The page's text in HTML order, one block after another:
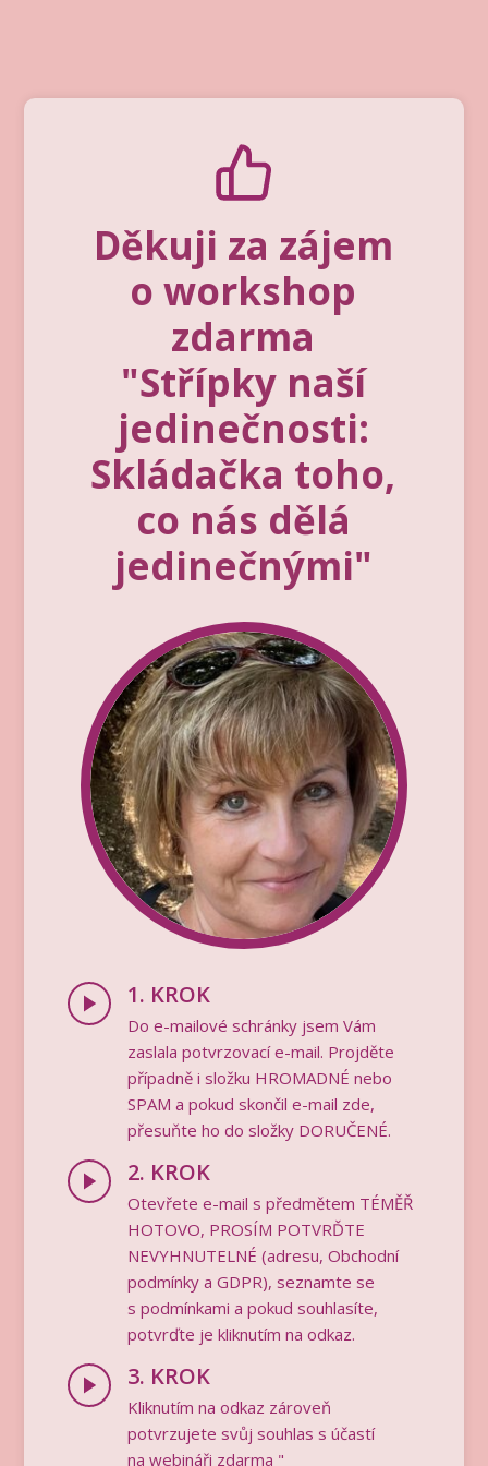
Děkuji za zájem
o workshop
zdarma
"Střípky naší
jedinečnosti:
Skládačka toho,
co nás dělá
jedinečnými"
1. KROK
Do e-mailové schránky jsem Vám
zaslala potvrzovací e-mail. Projděte
případně i složku HROMADNÉ nebo
SPAM a pokud skončil e-mail zde,
přesuňte ho do složky DORUČENÉ.
2. KROK
Otevřete e-mail s předmětem TÉMĚŘ
HOTOVO, PROSÍM POTVRĎTE
NEVYHNUTELNÉ (adresu, Obchodní
podmínky a GDPR), seznamte se
s podmínkami a pokud souhlasíte,
potvrďte je kliknutím na odkaz.
3. KROK
Kliknutím na odkaz zároveň
potvrzujete svůj souhlas s účastí
na webináři zdarma "